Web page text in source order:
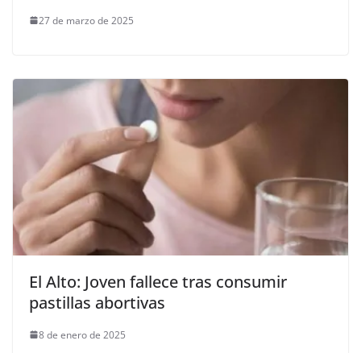
27 de marzo de 2025
El Alto: Joven fallece tras consumir
pastillas abortivas
8 de enero de 2025